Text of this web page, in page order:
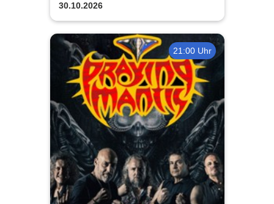
30.10.2026
21:00 Uhr